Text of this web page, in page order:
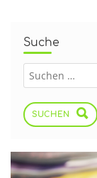
Suche
SUCHEN